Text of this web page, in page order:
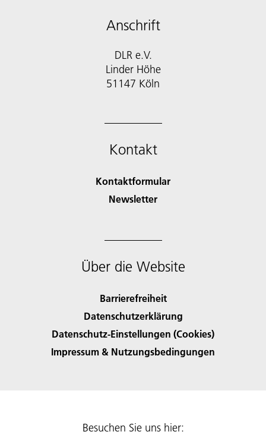
Anschrift
DLR e.V.
Linder Höhe
51147 Köln
Kontakt
Kontaktformular
Newsletter
Über die Website
Barrierefreiheit
Datenschutzerklärung
Datenschutz-Einstellungen (Cookies)
Impressum & Nutzungsbedingungen
Besuchen Sie uns hier: